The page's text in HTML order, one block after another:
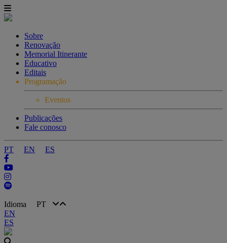
Sobre
Renovação
Memorial Itinerante
Educativo
Editais
Programação
Eventos
Publicações
Fale conosco
PT EN ES
Idioma PT
EN
ES